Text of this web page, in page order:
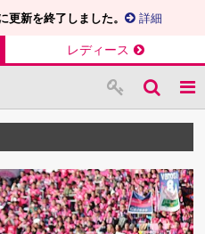
更新を終了しました。 詳細
レディース